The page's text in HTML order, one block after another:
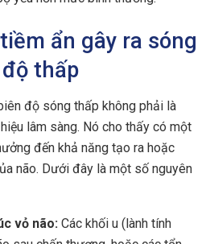
ẩn gây ra sóng
thấp
độ sóng thấp không phải là
lâm sàng. Nó cho thấy có một
đến khả năng tạo ra hoặc
não. Dưới đây là một số nguyên
vỏ não: Các khối u (lành tính